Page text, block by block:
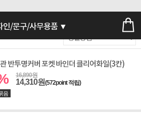
인/문구/사무용품 ▼
반투명커버 포켓 바인더 클리어화일(3칸)
16,890원
14,310원(572point 적립)
음